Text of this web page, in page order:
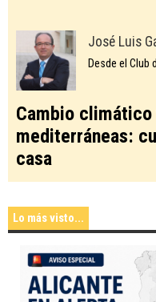
José Luis
Desde el Club
Cambio
mediterráneas:
casa
Lo más visto...